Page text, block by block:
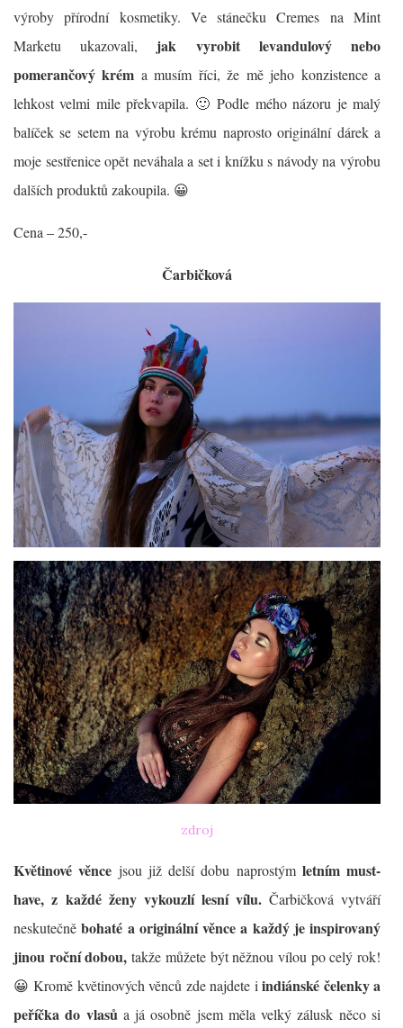
výroby přírodní kosmetiky. Ve stánečku Cremes na Mint
Marketu ukazovali, jak vyrobit levandulový nebo
pomerančový krém a musím říci, že mě jeho konzistence a
lehkost velmi mile překvapila. 🙂 Podle mého názoru je malý
balíček se setem na výrobu krému naprosto originální dárek a
moje sestřenice opět neváhala a set i knížku s návody na výrobu
dalších produktů zakoupila. 😀
Cena – 250,-
Čarbičková
zdroj
Květinové věnce jsou již delší dobu naprostým letním must-
have, z každé ženy vykouzlí lesní vílu. Čarbičková vytváří
neskutečněbohaté a originální věnce a každý je inspirovaný
jinou roční dobou, takže můžete být něžnou vílou po celý rok!
😀 Kromě květinových věnců zde najdete i indiánské čelenky a
peříčka do vlasů a já osobně jsem měla velký zálusk něco si